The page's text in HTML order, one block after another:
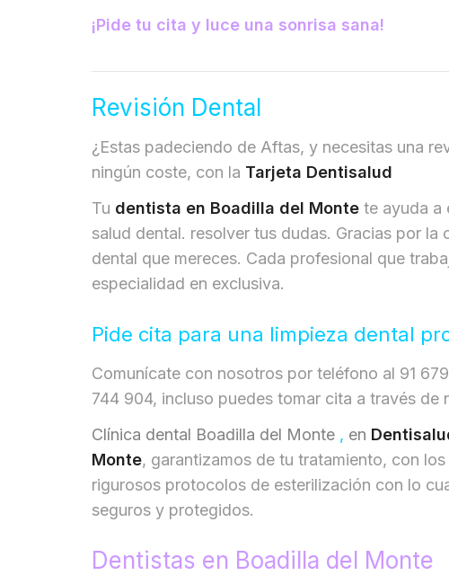
¡Pide tu cita y luce una sonrisa sana!
Revisión Dental
¿Estas padeciendo de Aftas, y necesitas una
ningún coste, con la Tarjeta Dentisalud
Tu dentista en Boadilla del Monte te ayuda a
salud dental. resolver tus dudas. Gracias por
dental que mereces. Cada profesional que
especialidad en exclusiva.
Pide cita para una limpieza dental
Comunícate con nosotros por teléfono al 91
744 904, incluso puedes tomar cita a través de
Clínica dental Boadilla del Monte , en
Monte, garantizamos de tu tratamiento, con
rigurosos protocolos de esterilización con lo
seguros y protegidos.
Dentistas en Boadilla del Monte